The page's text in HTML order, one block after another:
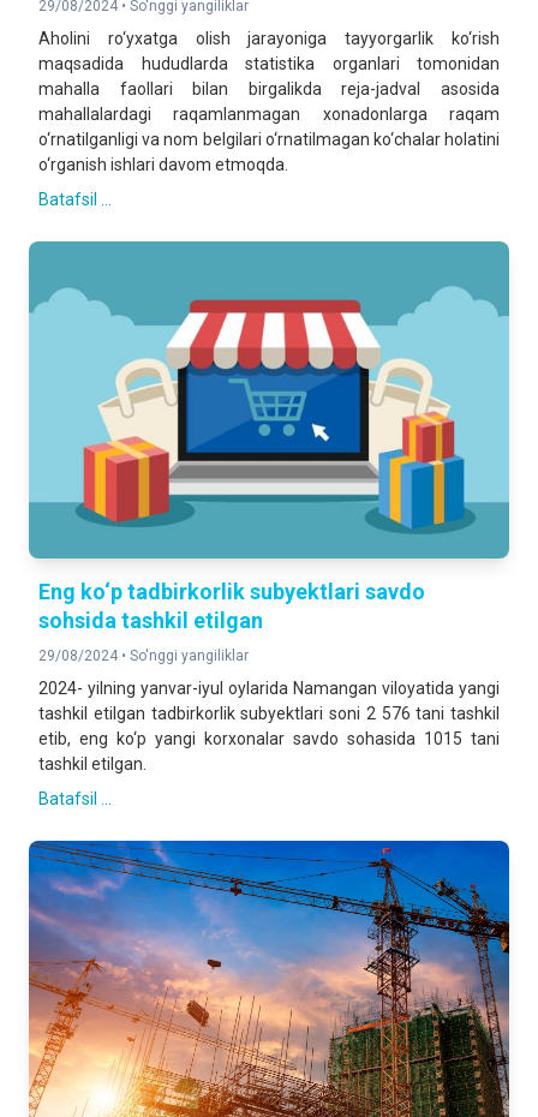
29/08/2024 • So'nggi yangiliklar
Aholini ro‘yxatga olish jarayoniga tayyorgarlik ko‘rish
maqsadida hududlarda statistika organlari tomonidan
mahalla faollari bilan birgalikda reja-jadval asosida
mahallalardagi raqamlanmagan xonadonlarga raqam
o‘rnatilganligi va nom belgilari o‘rnatilmagan ko‘chalar holatini
o‘rganish ishlari davom etmoqda.
Batafsil ...
Eng ko‘p tadbirkorlik subyektlari savdo
sohsida tashkil etilgan
29/08/2024 • So'nggi yangiliklar
2024- yilning yanvar-iyul oylarida Namangan viloyatida yangi
tashkil etilgan tadbirkorlik subyektlari soni 2 576 tani tashkil
etib, eng ko‘p yangi korxonalar savdo sohasida 1015 tani
tashkil etilgan.
Batafsil ...